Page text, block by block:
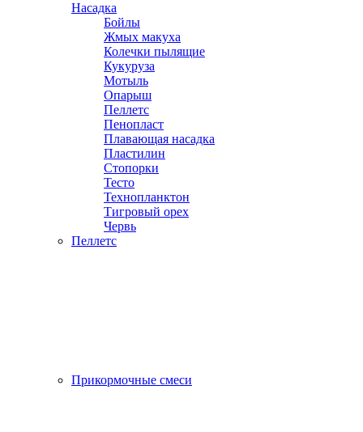
Насадка
Бойлы
Жмых макуха
Колечки пылящие
Кукуруза
Мотыль
Опарыш
Пеллетс
Пенопласт
Плавающая насадка
Пластилин
Стопорки
Тесто
Технопланктон
Тигровый орех
Червь
Пеллетс
Прикормочные смеси